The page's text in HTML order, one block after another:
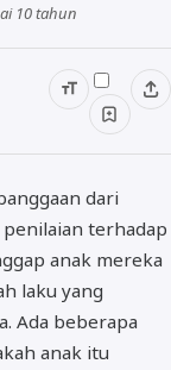
10 tahun
dari
terhadap
anak mereka
laku yang
Ada beberapa
anak itu